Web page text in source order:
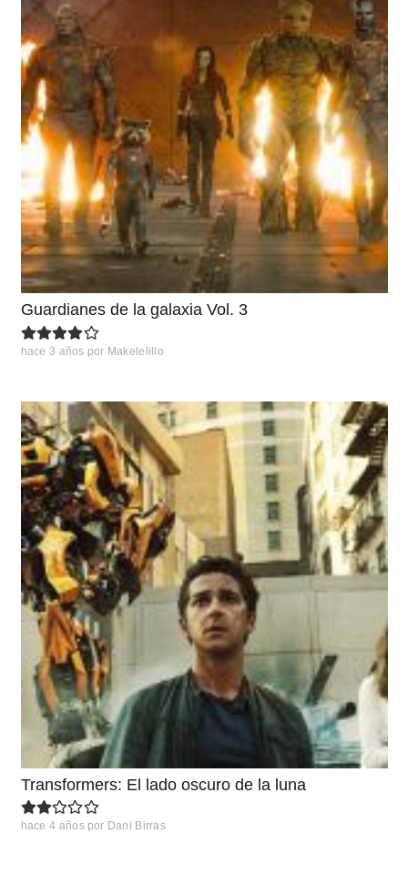
Guardianes de la galaxia Vol. 3
hace 3 años por Makelelillo
Transformers: El lado oscuro de la luna
hace 4 años por Dani Birras